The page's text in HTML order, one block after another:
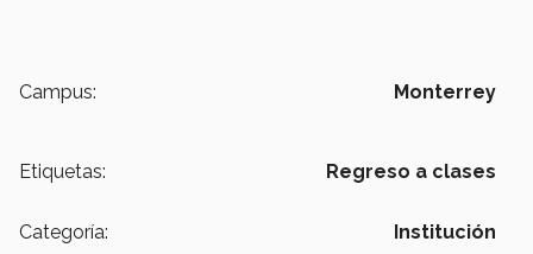
Campus: Monterrey
Etiquetas: Regreso a clases
Categoría: Institución